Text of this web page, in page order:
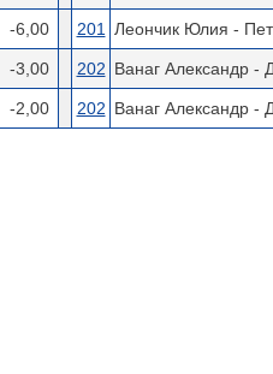
-6,00 201 Леончик Юлия -
-3,00 202 Ванаг Александр -
-2,00 202 Ванаг Александр -